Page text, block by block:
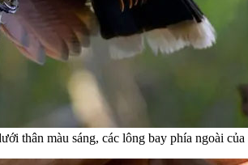
thân màu sáng, các lông bay phía ngoài